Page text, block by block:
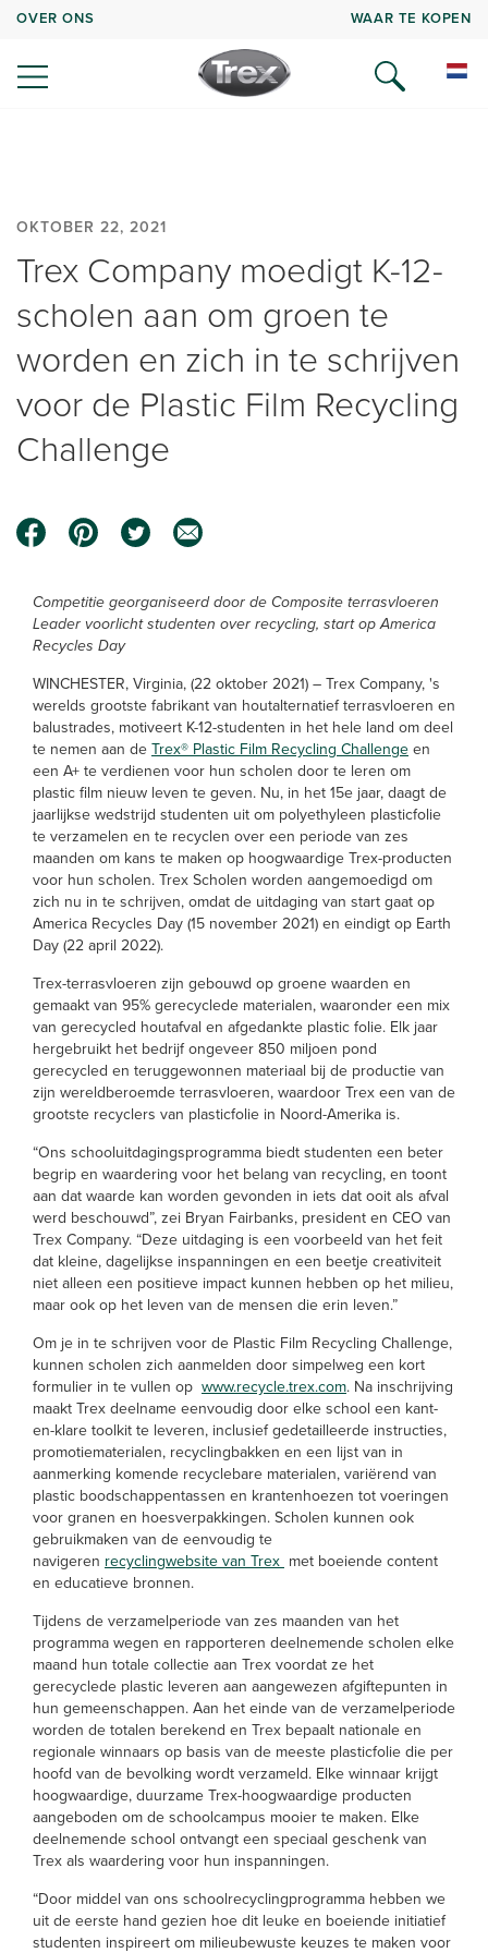
OVER ONS WAAR TE KOPEN
OKTOBER 22, 2021
Trex Company moedigt K-12-
scholen aan om groen te
worden en zich in te schrijven
voor de Plastic Film Recycling
Challenge
Competitie georganiseerd door de Composite terrasvloeren
Leader voorlicht studenten over recycling, start op America
Recycles Day
WINCHESTER, Virginia, (22 oktober 2021) – Trex Company, 's
werelds grootste fabrikant van houtalternatief terrasvloeren en
balustrades, motiveert K-12-studenten in het hele land om deel
te nemen aan deTrex® Plastic Film Recycling Challengeen
een A+ te verdienen voor hun scholen door te leren om
plastic film nieuw leven te geven. Nu, in het 15e jaar, daagt de
jaarlijkse wedstrijd studenten uit om polyethyleen plasticfolie
te verzamelen en te recyclen over een periode van zes
maanden om kans te maken op hoogwaardige Trex-producten
voor hun scholen. Trex Scholen worden aangemoedigd om
zich nu in te schrijven, omdat de uitdaging van start gaat op
America Recycles Day (15 november 2021) en eindigt op Earth
Day (22 april 2022).
Trex-terrasvloeren zijn gebouwd op groene waarden en
gemaakt van 95% gerecyclede materialen, waaronder een mix
van gerecycled houtafval en afgedankte plastic folie. Elk jaar
hergebruikt het bedrijf ongeveer 850 miljoen pond
gerecycled en teruggewonnen materiaal bij de productie van
zijn wereldberoemde terrasvloeren, waardoor Trex een van de
grootste recyclers van plasticfolie in Noord-Amerika is.
“Ons schooluitdagingsprogramma biedt studenten een beter
begrip en waardering voor het belang van recycling, en toont
aan dat waarde kan worden gevonden in iets dat ooit als afval
werd beschouwd”, zei Bryan Fairbanks, president en CEO van
Trex Company. “Deze uitdaging is een voorbeeld van het feit
dat kleine, dagelijkse inspanningen en een beetje creativiteit
niet alleen een positieve impact kunnen hebben op het milieu,
maar ook op het leven van de mensen die erin leven.”
Om je in te schrijven voor de Plastic Film Recycling Challenge,
kunnen scholen zich aanmelden door simpelweg een kort
formulier in te vullen op www.recycle.trex.com. Na inschrijving
maakt Trex deelname eenvoudig door elke school een kant-
en-klare toolkit te leveren, inclusief gedetailleerde instructies,
promotiematerialen, recyclingbakken en een lijst van in
aanmerking komende recyclebare materialen, variërend van
plastic boodschappentassen en krantenhoezen tot voeringen
voor granen en hoesverpakkingen. Scholen kunnen ook
gebruikmaken van de eenvoudig te
navigeren recyclingwebsite van Trex met boeiende content
en educatieve bronnen.
Tijdens de verzamelperiode van zes maanden van het
programma wegen en rapporteren deelnemende scholen elke
maand hun totale collectie aan Trex voordat ze het
gerecyclede plastic leveren aan aangewezen afgiftepunten in
hun gemeenschappen. Aan het einde van de verzamelperiode
worden de totalen berekend en Trex bepaalt nationale en
regionale winnaars op basis van de meeste plasticfolie die per
hoofd van de bevolking wordt verzameld. Elke winnaar krijgt
hoogwaardige, duurzame Trex-hoogwaardige producten
aangeboden om de schoolcampus mooier te maken. Elke
deelnemende school ontvangt een speciaal geschenk van
Trex als waardering voor hun inspanningen.
“Door middel van ons schoolrecyclingprogramma hebben we
uit de eerste hand gezien hoe dit leuke en boeiende initiatief
studenten inspireert om milieubewuste keuzes te maken voor